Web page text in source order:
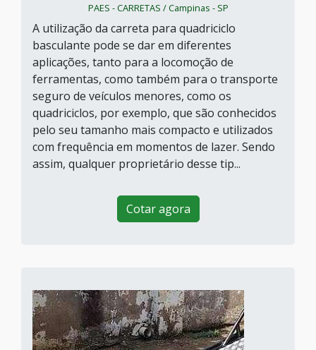
PAES - CARRETAS / Campinas - SP
A utilização da carreta para quadriciclo
basculante pode se dar em diferentes
aplicações, tanto para a locomoção de
ferramentas, como também para o transporte
seguro de veículos menores, como os
quadriciclos, por exemplo, que são conhecidos
pelo seu tamanho mais compacto e utilizados
com frequência em momentos de lazer. Sendo
assim, qualquer proprietário desse tip...
Cotar agora